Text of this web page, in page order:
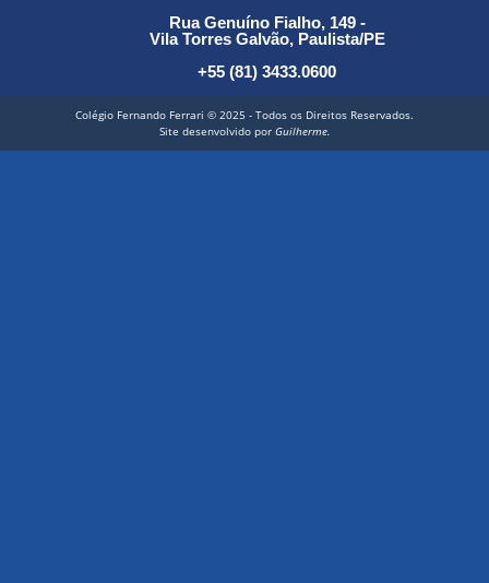
Rua Genuíno Fialho, 149 -
Vila Torres Galvão, Paulista/PE
+55 (81) 3433.0600
Colégio Fernando Ferrari © 2025 - Todos os Direitos Reservados.
Site desenvolvido por Guilherme.